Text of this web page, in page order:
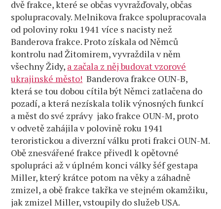
dvě frakce, které se občas vyvražďovaly, občas
spolupracovaly. Melnikova frakce spolupracovala
od poloviny roku 1941 více s nacisty než
Banderova frakce. Proto získala od Němců
kontrolu nad Žitomirem, vyvraždila v něm
všechny Židy, a začala z něj budovat vzorové
ukrajinské město! Banderova frakce OUN-B,
která se tou dobou cítila být Němci zatlačena do
pozadí, a která nezískala tolik výnosných funkcí
a měst do své zprávy jako frakce OUN-M, proto
v odvetě zahájila v polovině roku 1941
teroristickou a diverzní válku proti frakci OUN-M.
Obě znesvářené frakce přivedl k opětovné
spolupráci až v úplném konci války šéf gestapa
Miller, který krátce potom na věky a záhadně
zmizel, a obě frakce takřka ve stejném okamžiku,
jak zmizel Miller, vstoupily do služeb USA.